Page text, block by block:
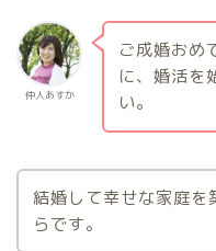
仲人あすか
ご成婚おめ
に、婚活を
い。
結婚して幸せな家庭を
らです。